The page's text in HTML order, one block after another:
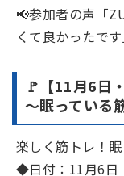
📢参加者の声「
くて良かったです
🚩【11月6日
～眠っている
楽しく筋トレ！
◆日付：11月6日